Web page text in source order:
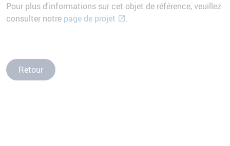
Pour plus d'informations sur cet objet de référence, veuillez
consulter notre page de projet .
Retour